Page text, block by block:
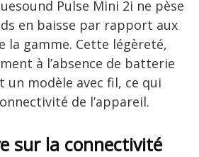
Pulse Mini 2i ne pèse
en baisse par rapport aux
la gamme. Cette légèreté,
à l’absence de batterie
un modèle avec fil, ce qui
de l’appareil.
sur la connectivité